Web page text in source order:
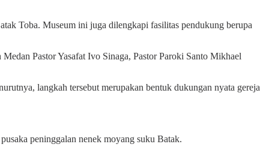
Toba. Museum ini juga dilengkapi fasilitas pendukung berupa
Pastor Yasafat Ivo Sinaga, Pastor Paroki Santo Mikhael
langkah tersebut merupakan bentuk dukungan nyata gereja
peninggalan nenek moyang suku Batak.